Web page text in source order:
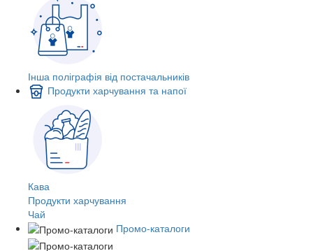
Інша поліграфія від постачальників
Продукти харчування та напої
Кава
Продукти харчування
Чай
Промо-каталоги